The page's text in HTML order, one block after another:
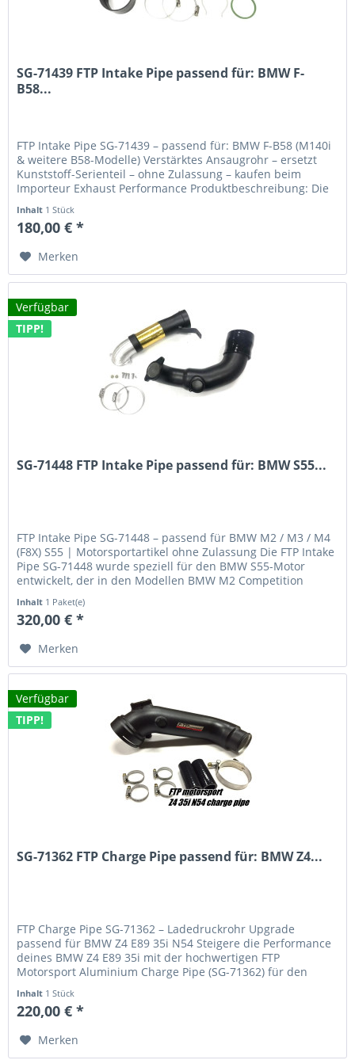
SG-71439 FTP Intake Pipe passend für: BMW F-
B58...
FTP Intake Pipe SG-71439 – passend für: BMW F-B58 (M140i
& weitere B58-Modelle) Verstärktes Ansaugrohr – ersetzt
Kunststoff-Serienteil – ohne Zulassung – kaufen beim
Importeur Exhaust Performance Produktbeschreibung: Die
Inhalt 1 Stück
180,00 € *
Merken
Verfügbar
TIPP!
SG-71448 FTP Intake Pipe passend für: BMW S55...
FTP Intake Pipe SG-71448 – passend für BMW M2 / M3 / M4
(F8X) S55 | Motorsportartikel ohne Zulassung Die FTP Intake
Pipe SG-71448 wurde speziell für den BMW S55-Motor
entwickelt, der in den Modellen BMW M2 Competition
Inhalt 1 Paket(e)
320,00 € *
Merken
Verfügbar
TIPP!
SG-71362 FTP Charge Pipe passend für: BMW Z4...
FTP Charge Pipe SG-71362 – Ladedruckrohr Upgrade
passend für BMW Z4 E89 35i N54 Steigere die Performance
deines BMW Z4 E89 35i mit der hochwertigen FTP
Motorsport Aluminium Charge Pipe (SG-71362) für den
Inhalt 1 Stück
220,00 € *
Merken